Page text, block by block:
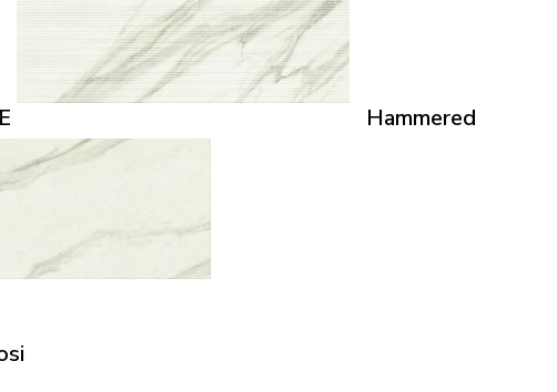
Hammered